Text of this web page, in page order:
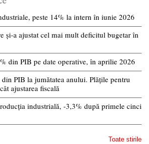
peste 14% la intern în iunie 2026
și-a ajustat cel mai mult deficitul bugetar în
din PIB pe date operative, în aprilie 2026
PIB la jumătatea anului. Plățile pentru
ajustarea fiscală
industrială, -3,3% după primele cinci
Toate stirile